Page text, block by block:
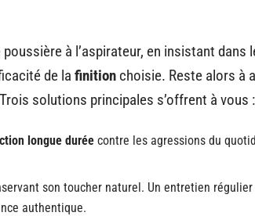
à l’aspirateur, en insistant dans
de la finition choisie. Reste alors à
solutions principales s’offrent à vous :
longue durée contre les agressions du
son toucher naturel. Un entretien
authentique.